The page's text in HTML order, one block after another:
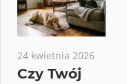
24 kwietnia 2026
Czy Twój